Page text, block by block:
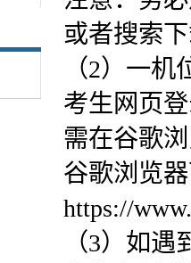
或者搜索
（2）一
考生网页登
需在谷歌
谷歌浏览
https://
（3）如